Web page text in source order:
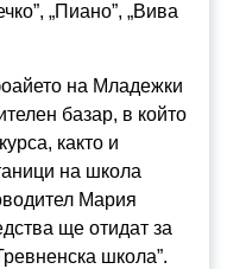
„Пиано”, „Вива
на Младежки
базар, в който
както и
на школа
Мария
ще отидат за
школа”.